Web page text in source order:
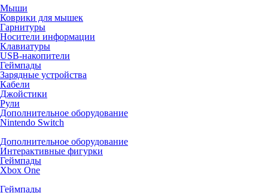
Мыши
Коврики для мышек
Гарнитуры
Носители информации
Клавиатуры
USB-накопители
Геймпады
Зарядные устройства
Кабели
Джойстики
Рули
Дополнительное оборудование
Nintendo Switch
Дополнительное оборудование
Интерактивные фигурки
Геймпады
Xbox One
Геймпады